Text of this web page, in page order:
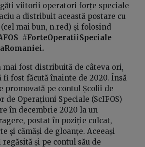
viitorii operatori forțe speciale
a distribuit această postare cu
mai bun, n.red) și folosind
#ForteOperatiiSpeciale
mai fost distribuită de câteva ori,
fi fost făcută înainte de 2020. Însă
promovată pe contul Școlii de
de Operațiuni Speciale (ScIFOS)
în decembrie 2020 la un
postat în poziție culcat,
și cămăși de gloanțe. Aceeași
și pe contul său de